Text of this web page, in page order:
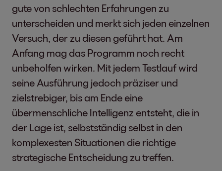
gute von schlechten Erfahrungen zu
unterscheiden und merkt sich jeden einzelnen
Versuch, der zu diesen geführt hat. Am
Anfang mag das Programm noch recht
unbeholfen wirken. Mit jedem Testlauf wird
seine Ausführung jedoch präziser und
zielstrebiger, bis am Ende eine
übermenschliche Intelligenz entsteht, die in
der Lage ist, selbstständig selbst in den
komplexesten Situationen die richtige
strategische Entscheidung zu treffen.